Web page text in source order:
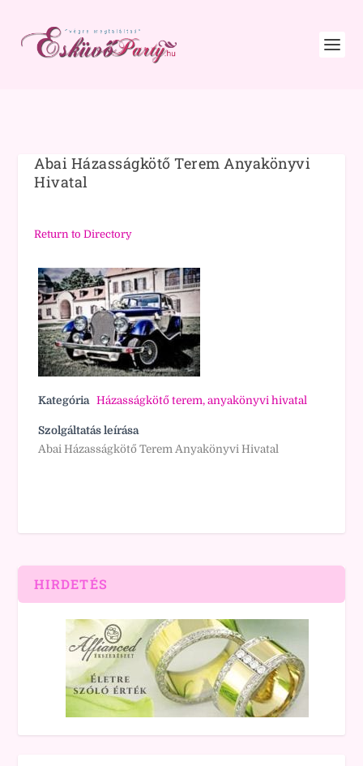
Abai Házasságkötő Terem Anyakönyvi
Hivatal
Return to Directory
Kategória Házasságkötő terem, anyakönyvi hivatal
Szolgáltatás leírása
Abai Házasságkötő Terem Anyakönyvi Hivatal
HIRDETÉS